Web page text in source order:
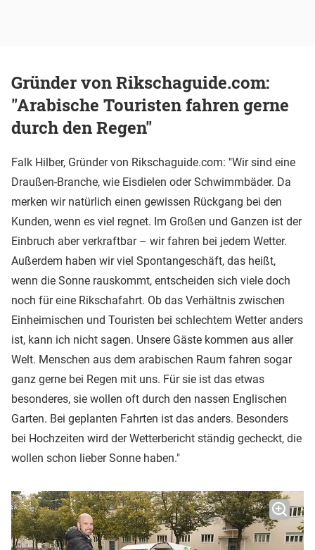
Gründer von Rikschaguide.com:
"Arabische Touristen fahren gerne
durch den Regen"
Falk Hilber, Gründer von Rikschaguide.com: "Wir sind eine
Draußen-Branche, wie Eisdielen oder Schwimmbäder. Da
merken wir natürlich einen gewissen Rückgang bei den
Kunden, wenn es viel regnet. Im Großen und Ganzen ist der
Einbruch aber verkraftbar – wir fahren bei jedem Wetter.
Außerdem haben wir viel Spontangeschäft, das heißt,
wenn die Sonne rauskommt, entscheiden sich viele doch
noch für eine Rikschafahrt. Ob das Verhältnis zwischen
Einheimischen und Touristen bei schlechtem Wetter anders
ist, kann ich nicht sagen. Unsere Gäste kommen aus aller
Welt. Menschen aus dem arabischen Raum fahren sogar
ganz gerne bei Regen mit uns. Für sie ist das etwas
besonderes, sie wollen oft durch den nassen Englischen
Garten. Bei geplanten Fahrten ist das anders. Besonders
bei Hochzeiten wird der Wetterbericht ständig gecheckt, die
wollen schon lieber Sonne haben."